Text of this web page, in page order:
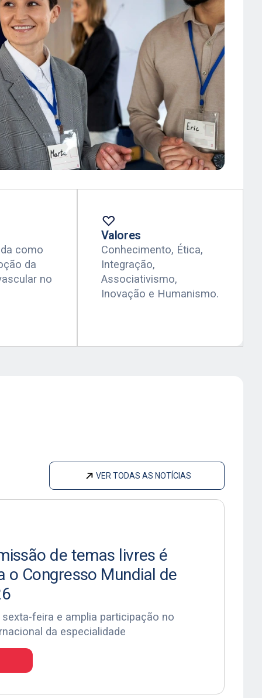
como
da
no
Valores
Conhecimento, Ética,
Integração,
Associativismo,
Inovação e Humanismo.
VER TODAS AS NOTÍCIAS
de temas livres é
o Congresso Mundial de
feira e amplia participação no
da especialidade